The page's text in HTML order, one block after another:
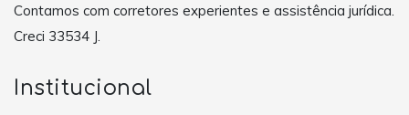
Contamos com corretores experientes e assistência jurídica.
Creci 33534 J.
Institucional